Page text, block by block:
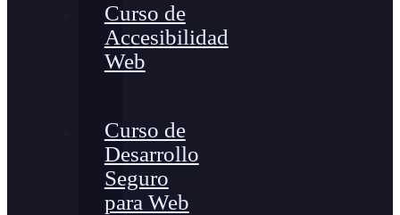
Curso de
Accesibilidad
Web
Curso de
Desarrollo
Seguro
para Web